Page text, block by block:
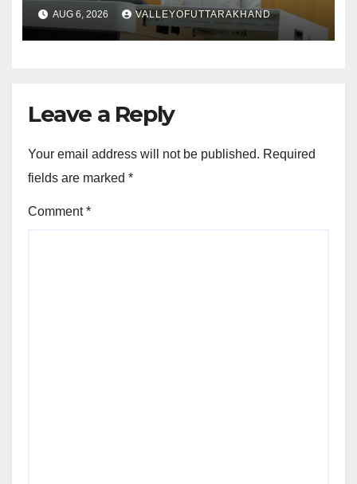
AUG 6, 2026 VALLEYOFUTTARAKHAND
Leave a Reply
Your email address will not be published. Required
fields are marked *
Comment*